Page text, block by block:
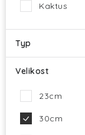
Kaktus
Typ
Velikost
23cm
30cm